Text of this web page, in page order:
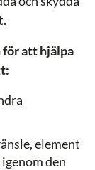
för att hjälpa
element
den